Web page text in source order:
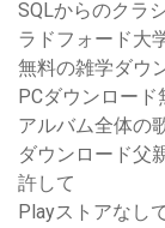
SQLからのクラ
ラドフォード大
無料の雑学ダウ
PCダウンロー
アルバム全体の
ダウンロード父
許して
Playストアなし